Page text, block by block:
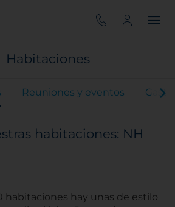
Habitaciones
Reuniones y eventos
habitaciones: NH
habitaciones hay unas de estilo